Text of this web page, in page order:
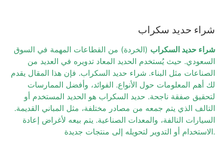
شراء حديد سكراب
شراء حديد السكراب (الخردة) من القطاعات المهمة في السوق
السعودي. حيث يُستخدم الحديد المعاد تدويره في العديد من
الصناعات مثل البناء. شراء حديد السكراب. فإن هذا المقال يقدم
لك أهم المعلومات حول الأنواع. الفوائد، وأفضل الممارسات
لتحقيق صفقة ناجحة. حديد السكراب هو الحديد المستخدم أو
التالف الذي يتم جمعه من مصادر مختلفة، مثل المباني القديمة.
السيارات التالفة، والمعدات الصناعية. يتم بيعه لأغراض إعادة
الاستخدام أو التدوير لتحويله إلى منتجات جديدة.